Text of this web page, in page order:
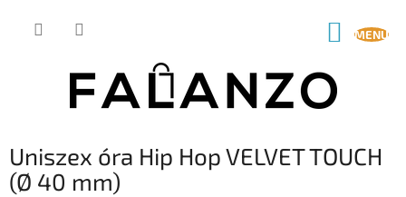
KOSÁR
Uniszex óra Hip Hop VELVET TOUCH
(Ø 40 mm)